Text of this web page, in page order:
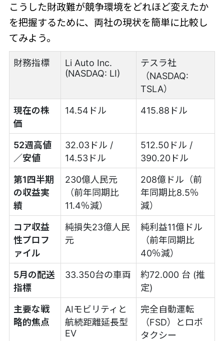
こうした財政難が競争環境をどれほど変えたか
を把握するために、両社の現状を簡単に比較し
てみよう。
財務指標
Li Auto Inc.
(NASDAQ: LI)
テスラ社
（NASDAQ:
TSLA）
現在の株
価
14.54ドル 415.88ドル
52週高値
／安値
32.03ドル /
14.53ドル
512.50ドル /
390.20ドル
第1四半期
の収益実
績
230億人民元
（前年同期比
11.4％減）
208億ドル（前
年同期比8.5％
減）
コア収益
性プロフ
ァイル
純損失23億人民
元
純利益11億ドル
（前年同期比
40％減）
5月の配送
指標
33.350台の車両
約72.000 台 (推
定)
主要な戦
略的焦点
AIモビリティと
航続距離延長型
EV
完全自動運転
（FSD）とロボ
タクシー